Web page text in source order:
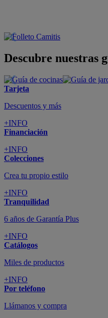
Descubre nuestras
Tarjeta
Descuentos y más
+INFO
Financiación
+INFO
Colecciones
Crea tu propio estilo
+INFO
Tranquilidad
6 años de Garantía Plus
+INFO
Catálogos
Miles de productos
+INFO
Por teléfono
Llámanos y compra